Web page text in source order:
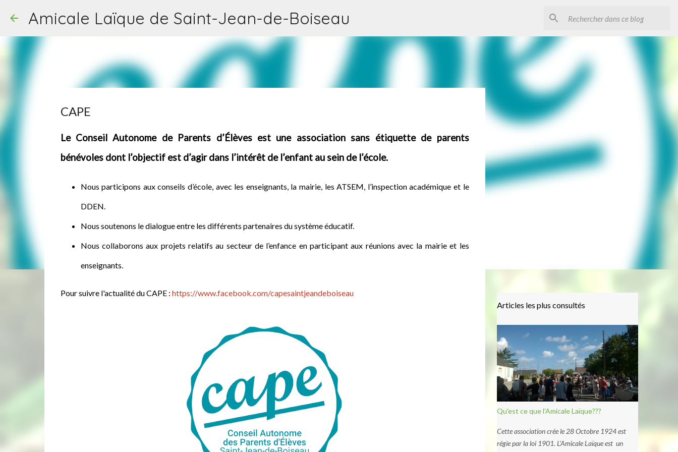
Accéder au contenu principal
Amicale Laïque de Saint-Jean-de-Boiseau
CAPE
Le Conseil Autonome de Parents d’Élèves est une association sans étiquette de parents
bénévoles dont l’objectif est d’agir dans l’intérêt de l’enfant au sein de l’école.
Nous participons aux conseils d’école, avec les enseignants, la mairie, les ATSEM, l’inspection académique et le
DDEN.
Nous soutenons le dialogue entre les différents partenaires du système éducatif.
Nous collaborons aux projets relatifs au secteur de l’enfance en participant aux réunions avec la mairie et les
enseignants.
Pour suivre l'actualité du CAPE : https://www.facebook.com/capesaintjeandeboiseau
Articles les plus consultés
Qu'est ce que l'Amicale Laïque???
Cette association crée le 28 Octobre 1924 est
régie par la loi 1901. L'Amicale Laïque est un